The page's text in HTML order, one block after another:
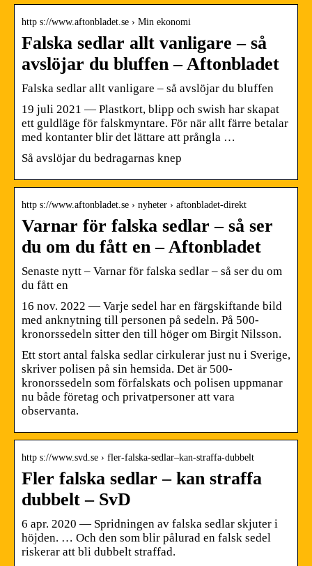
http s://www.aftonbladet.se › Min ekonomi
Falska sedlar allt vanligare – så
avslöjar du bluffen – Aftonbladet
Falska sedlar allt vanligare – så avslöjar du bluffen
19 juli 2021 — Plastkort, blipp och swish har skapat
ett guldläge för falskmyntare. För när allt färre betalar
med kontanter blir det lättare att prångla …
Så avslöjar du bedragarnas knep
http s://www.aftonbladet.se › nyheter › aftonbladet-direkt
Varnar för falska sedlar – så ser
du om du fått en – Aftonbladet
Senaste nytt – Varnar för falska sedlar – så ser du om
du fått en
16 nov. 2022 — Varje sedel har en färgskiftande bild
med anknytning till personen på sedeln. På 500-
kronorssedeln sitter den till höger om Birgit Nilsson.
Ett stort antal falska sedlar cirkulerar just nu i Sverige,
skriver polisen på sin hemsida. Det är 500-
kronorssedeln som förfalskats och polisen uppmanar
nu både företag och privatpersoner att vara
observanta.
http s://www.svd.se › fler-falska-sedlar–kan-straffa-dubbelt
Fler falska sedlar – kan straffa
dubbelt – SvD
6 apr. 2020 — Spridningen av falska sedlar skjuter i
höjden. … Och den som blir pålurad en falsk sedel
riskerar att bli dubbelt straffad.